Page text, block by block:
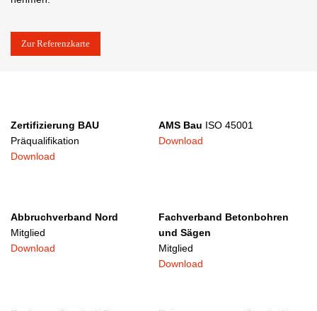
Zur Referenzkarte
Zertifizierung BAU
Präqualifikation
Download
AMS Bau ISO 45001
Download
Abbruchverband Nord
Mitglied
Download
Fachverband Betonbohren
und Sägen
Mitglied
Download